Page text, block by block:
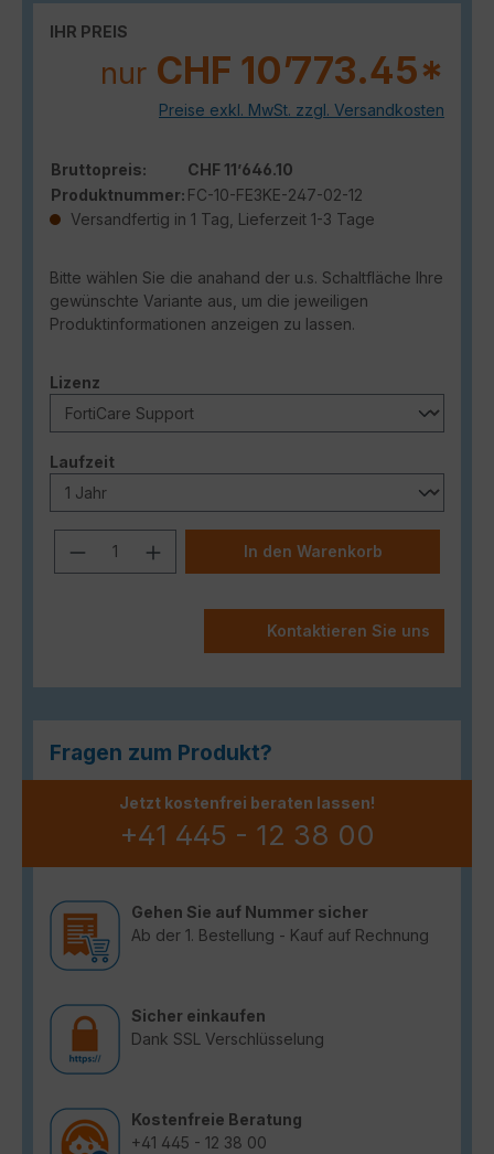
IHR PREIS
nur CHF 10’773.45*
Preise exkl. MwSt. zzgl. Versandkosten
Bruttopreis:
CHF 11’646.10
Produktnummer: FC-10-FE3KE-247-02-12
Versandfertig in 1 Tag, Lieferzeit 1-3 Tage
Bitte wählen Sie die anahand der u.s. Schaltfläche Ihre
gewünschte Variante aus, um die jeweiligen
Produktinformationen anzeigen zu lassen.
Lizenz
Laufzeitauswählen
Produkt Anzahl: Gib den
In den Warenkorb
Kontaktieren Sie uns
Fragen zum Produkt?
Jetzt kostenfrei beraten lassen!
+41 445 - 12 38 00
Gehen Sie auf Nummer sicher
Ab der 1. Bestellung - Kauf auf Rechnung
Sicher einkaufen
Dank SSL Verschlüsselung
Kostenfreie Beratung
+41 445 - 12 38 00